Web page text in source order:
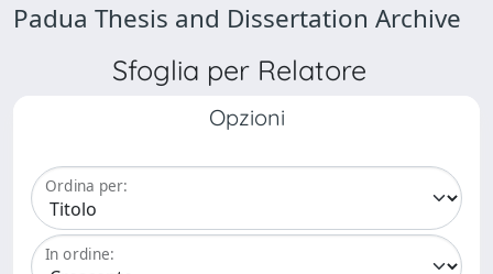
Padua Thesis and Dissertation Archive
Sfoglia per Relatore
Opzioni
Ordina per:
In ordine: